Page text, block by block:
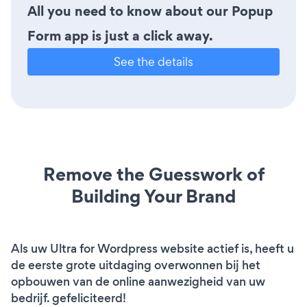
All you need to know about our Popup
Form app is just a click away.
See the details
Remove the Guesswork of
Building Your Brand
Als uw Ultra for Wordpress website actief is, heeft u
de eerste grote uitdaging overwonnen bij het
opbouwen van de online aanwezigheid van uw
bedrijf. gefeliciteerd!